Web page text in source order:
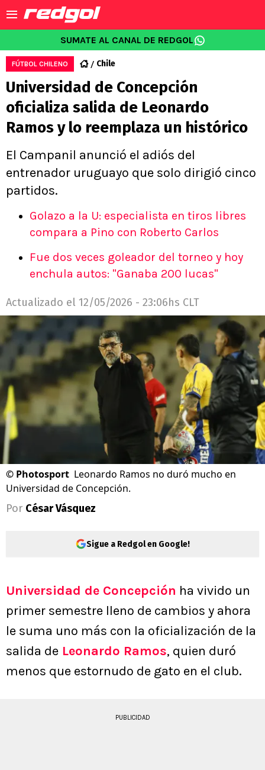
SUMATE AL CANAL DE REDGOL
FÚTBOL CHILENO Chile
Universidad de Concepción
oficializa salida de Leonardo
Ramos y lo reemplaza un histórico
El Campanil anunció el adiós del
entrenador uruguayo que solo dirigió cinco
partidos.
Golazo a la U: especialista en tiros libres
compara a Pino con Roberto Carlos
Fue dos veces goleador del torneo y hoy
enchula autos: "Ganaba 200 lucas"
Actualizado el 12/05/2026 - 23:06hs CLT
© Photosport Leonardo Ramos no duró mucho en
Universidad de Concepción.
Por César Vásquez
Sigue a Redgol en Google!
Universidad de Concepción ha vivido un
primer semestre lleno de cambios y ahora
le suma uno más con la oficialización de la
salida de Leonardo Ramos, quien duró
menos que estornudo de gato en el club.
PUBLICIDAD